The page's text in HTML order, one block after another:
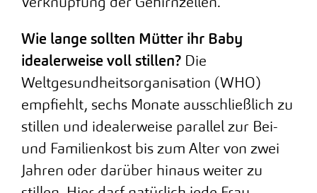
Wie lange sollten Mütter ihr Baby
idealerweise voll stillen? Die
Weltgesundheitsorganisation (WHO)
empfiehlt, sechs Monate ausschließlich zu
stillen und idealerweise parallel zur Bei-
und Familienkost bis zum Alter von zwei
Jahren oder darüber hinaus weiter zu